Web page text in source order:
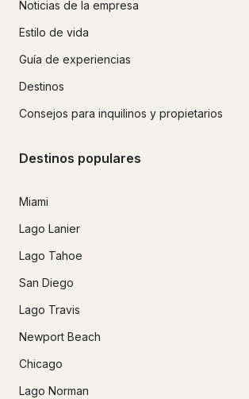
Noticias de la empresa
Estilo de vida
Guía de experiencias
Destinos
Consejos para inquilinos y propietarios
Destinos populares
Miami
Lago Lanier
Lago Tahoe
San Diego
Lago Travis
Newport Beach
Chicago
Lago Norman